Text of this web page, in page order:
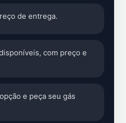
de entrega.
com preço e
e peça seu gás